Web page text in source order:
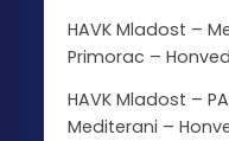
HAVK Mladost –
Primorac –
HAVK Mladost –
Mediterani –